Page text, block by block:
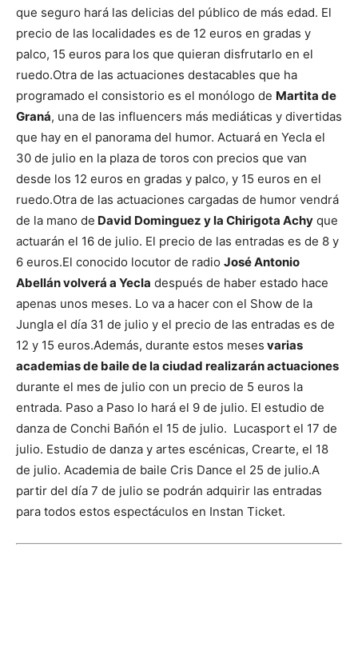
que seguro hará las delicias del público de más edad. El
precio de las localidades es de 12 euros en gradas y
palco, 15 euros para los que quieran disfrutarlo en el
ruedo.Otra de las actuaciones destacables que ha
programado el consistorio es el monólogo de Martita de
Graná, una de las influencers más mediáticas y divertidas
que hay en el panorama del humor. Actuará en Yecla el
30 de julio en la plaza de toros con precios que van
desde los 12 euros en gradas y palco, y 15 euros en el
ruedo.Otra de las actuaciones cargadas de humor vendrá
de la mano de David Dominguez y la Chirigota Achy que
actuarán el 16 de julio. El precio de las entradas es de 8 y
6 euros.El conocido locutor de radio José Antonio
Abellán volverá a Yecla después de haber estado hace
apenas unos meses. Lo va a hacer con el Show de la
Jungla el día 31 de julio y el precio de las entradas es de
12 y 15 euros.Además, durante estos meses varias
academias de baile de la ciudad realizarán actuaciones
durante el mes de julio con un precio de 5 euros la
entrada. Paso a Paso lo hará el 9 de julio. El estudio de
danza de Conchi Bañón el 15 de julio. Lucasport el 17 de
julio. Estudio de danza y artes escénicas, Crearte, el 18
de julio. Academia de baile Cris Dance el 25 de julio.A
partir del día 7 de julio se podrán adquirir las entradas
para todos estos espectáculos en Instan Ticket.